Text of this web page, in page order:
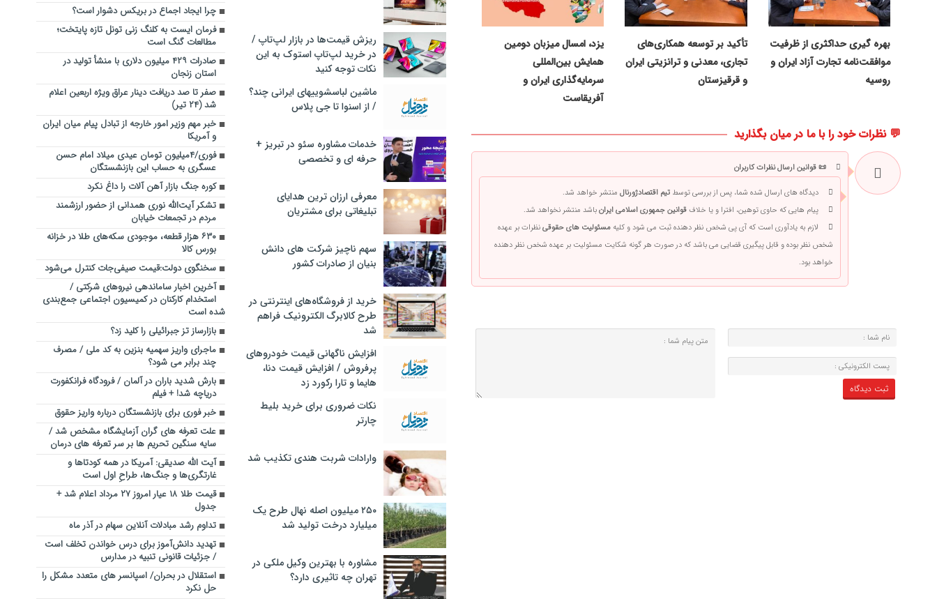
بهره گیری حداکثری از ظرفیت
موافقت‌نامه تجارت آزاد ایران و
روسیه
تأکید بر توسعه همکاری‌های
تجاری، معدنی و ترانزیتی ایران
و قرقیزستان
یزد، امسال میزبان دومین
همایش بین‌المللی
سرمایه‌گذاری ایران و
آفریقاست
💬 نظرات خود را با ما در میان بگذارید
📜 قوانین ارسال نظرات کاربران
دیدگاه های ارسال شده شما، پس از بررسی توسط تیم اقتصادژورنال منتشر خواهد شد.
پیام هایی که حاوی توهین، افترا و یا خلاف قوانین جمهوری اسلامی ایرانباشد منتشر نخواهد شد.
لازم به یادآوری است که آی پی شخص نظر دهنده ثبت می شود و کلیه مسئولیت های حقوقینظرات بر عهده
شخص نظر بوده و قابل پیگیری قضایی می باشد که در صورت هر گونه شکایت مسئولیت بر عهده شخص نظر دهنده
خواهد بود.
ریزش قیمت‌ها در بازار لپ‌تاپ /
در خرید لپ‌تاپ استوک به این
نکات توجه کنید
ماشین لباسشویی‎های ایرانی چند؟
/ از اسنوا تا جی پلاس
خدمات مشاوره سئو در تبریز +
حرفه ای و تخصصی
معرفی ارزان ترین هدایای
تبلیغاتی برای مشتریان
سهم ناچیز شرکت های دانش
بنیان از صادرات کشور
خرید از فروشگاه‌های اینترنتی در
طرح کالابرگ الکترونیک فراهم
شد
افزایش ناگهانی قیمت خودروهای
پرفروش / افزایش قیمت دنا،
هایما و تارا رکورد زد
نکات ضروری برای خرید بلیط
چارتر
وارادات شربت هندی تکذیب شد
۲۵۰ میلیون اصله نهال طرح یک
میلیارد درخت تولید شد
مشاوره با بهترین وکیل ملکی در
تهران چه تاثیری دارد؟
چرا ایجاد اجماع در بریکس دشوار است؟
فرمان ایست به کلنگ زنی تونل تازه پایتخت؛
مطالعات گنگ است
صادرات ۴۲۹ میلیون دلاری با منشأ تولید در
استان زنجان
صفر تا صد دریافت دینار عراق ویژه اربعین اعلام
شد (۲۴ تیر)
خبر مهم وزیر امور خارجه از تبادل پیام میان ایران
و آمریکا
فوری/۴میلیون تومان عیدی میلاد امام حسن
عسگری به حساب این بازنشستگان
کوره جنگ بازار آهن آلات را داغ نکرد
تشکر آیت‌الله نوری همدانی از حضور ارزشمند
مردم در تجمعات خیابان
۶۳۰ هزار قطعه، موجودی سکه‌های طلا در خزانه
بورس کالا
سخنگوی دولت:قیمت صیفی‌جات کنترل می‌شود
آخرین اخبار ساماندهی نیرو‌های شرکتی /
استخدام کارکنان در کمیسیون اجتماعی جمع‌بندی
شده است
بازارساز تز جبرائیلی را کلید زد؟
ماجرای واریز سهمیه بنزین به کد ملی / مصرف
چند برابر می شود؟
بارش شدید باران در آلمان / فرودگاه فرانکفورت
دریاچه شد! + فیلم
خبر فوری برای بازنشستگان درباره واریز حقوق
علت تعرفه های گران آزمایشگاه مشخص شد /
سایه سنگین تحریم ها بر سر تعرفه های درمان
آیت الله صدیقی: آمریکا در همه کودتاها و
غارتگری‌ها و جنگ‌ها، طراحِ اول است
قیمت طلا ۱۸ عیار امروز ۲۷ مرداد اعلام شد +
جدول
تداوم رشد مبادلات آنلاین سهام در آذر ماه
تهدید دانش‌آموز برای درس خواندن تخلف است
/ جزئیات قانونی تنبیه در مدارس
استقلال در بحران/ اسپانسر های متعدد مشکل را
حل نکرد